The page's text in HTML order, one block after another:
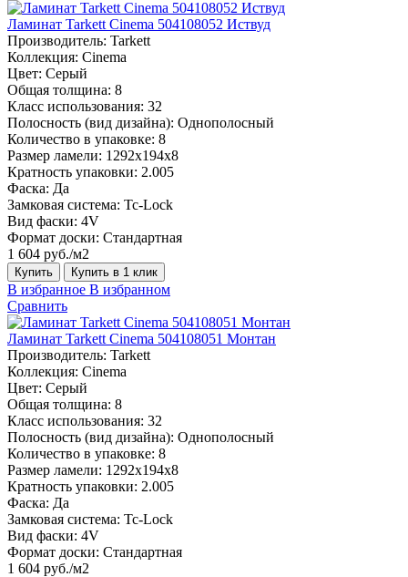
Ламинат Tarkett Cinema 504108052 Иствуд
Производитель: Tarkett
Коллекция: Cinema
Цвет: Серый
Общая толщина: 8
Класс использования: 32
Полосность (вид дизайна): Однополосный
Количество в упаковке: 8
Размер ламели: 1292х194х8
Кратность упаковки: 2.005
Фаска: Да
Замковая система: Tc-Lock
Вид фаски: 4V
Формат доски: Стандартная
1 604 руб./м2
Купить Купить в 1 клик
В избранное В избранном
Сравнить
Ламинат Tarkett Cinema 504108051 Монтан
Производитель: Tarkett
Коллекция: Cinema
Цвет: Серый
Общая толщина: 8
Класс использования: 32
Полосность (вид дизайна): Однополосный
Количество в упаковке: 8
Размер ламели: 1292х194х8
Кратность упаковки: 2.005
Фаска: Да
Замковая система: Tc-Lock
Вид фаски: 4V
Формат доски: Стандартная
1 604 руб./м2